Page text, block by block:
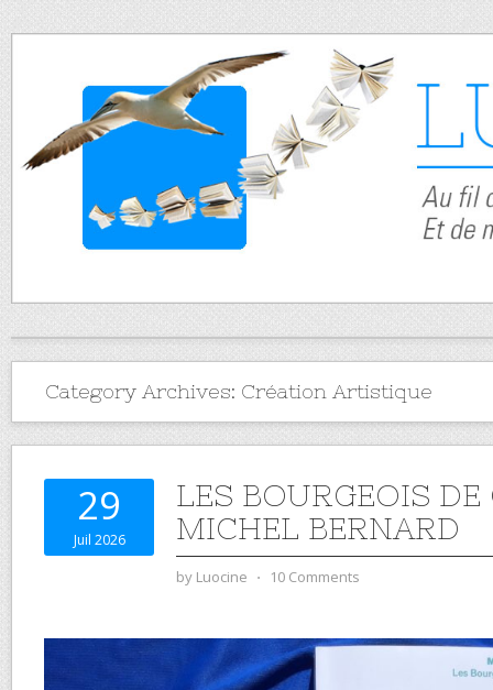
Category Archives: Création Artistique
29
Juil 2026
LES BOURGEOIS
MICHEL BERNARD
by Luocine ⋅ 10 Comments